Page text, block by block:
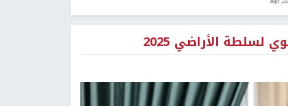
الأراضي 2025